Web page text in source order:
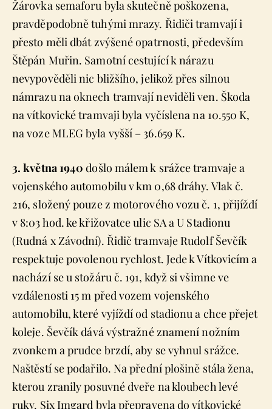
Žárovka semaforu byla skutečně poškozena,
pravděpodobně tuhými mrazy. Řidiči tramvají i
přesto měli dbát zvýšené opatrnosti, především
Štěpán Muřin. Samotní cestující k nárazu
nevypověděli nic bližšího, jelikož přes silnou
námrazu na oknech tramvají neviděli ven. Škoda
na vítkovické tramvaji byla vyčíslena na 10.550 K,
na voze MLEG byla vyšší – 36.659 K.
3. května 1940 došlo málem k srážce tramvaje a
vojenského automobilu v km 0,68 dráhy. Vlak č.
216, složený pouze z motorového vozu č. 1, přijíždí
v 8:03 hod. ke křižovatce ulic SA a U Stadionu
(Rudná x Závodní). Řidič tramvaje Rudolf Ševčík
respektuje povolenou rychlost. Jede k Vítkovicím a
nachází se u stožáru č. 191, když si všimne ve
vzdálenosti 15 m před vozem vojenského
automobilu, které vyjíždí od stadionu a chce přejet
koleje. Ševčík dává výstražné znamení nožním
zvonkem a prudce brzdí, aby se vyhnul srážce.
Naštěstí se podařilo. Na přední plošině stála žena,
kterou zranily posuvné dveře na kloubech levé
ruky. Six Imgard byla přepravena do vítkovické